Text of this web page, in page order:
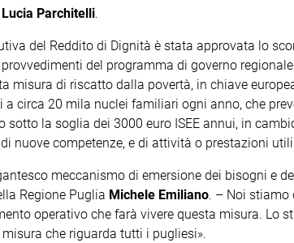
Lucia Parchitelli.
del Reddito di Dignità è stata approvata lo
del programma di governo
misura di riscatto dalla povertà, in chiave
a circa 20 mila nuclei familiari ogni anno, che
sotto la soglia dei 3000 euro ISEE annui, in
nuove competenze, e di attività o prestazioni
meccanismo di emersione dei bisogni e
Regione Puglia Michele Emiliano. – Noi stiamo
operativo che farà vivere questa misura. Lo
che riguarda tutti i pugliesi».